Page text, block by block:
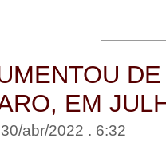
EM
30/abr/2022 . 6:32